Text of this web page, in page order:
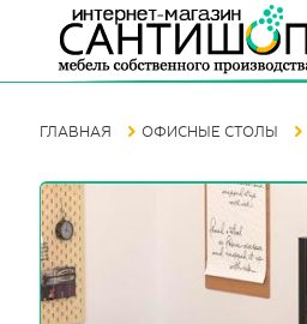
ГЛАВНАЯ ОФИСНЫЕ СТОЛЫ